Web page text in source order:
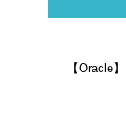
【Oracle